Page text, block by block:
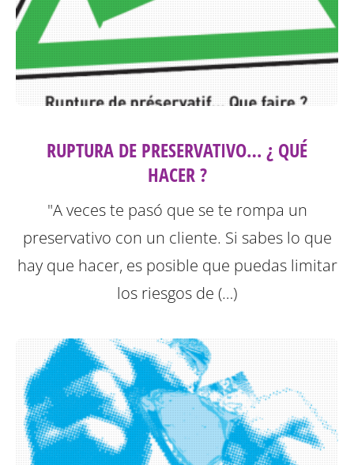
RUPTURA DE PRESERVATIVO… ¿ QUÉ
HACER ?
"A veces te pasó que se te rompa un
preservativo con un cliente. Si sabes lo que
hay que hacer, es posible que puedas limitar
los riesgos de (…)